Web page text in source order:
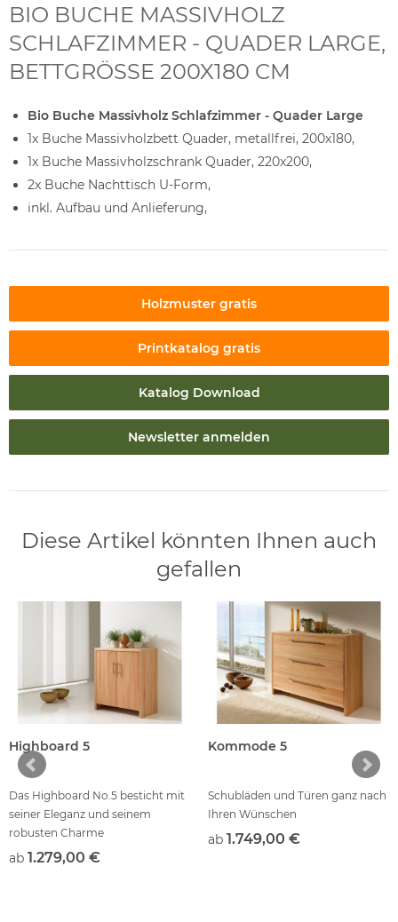
BIO BUCHE MASSIVHOLZ
SCHLAFZIMMER - QUADER LARGE,
BETTGRÖSSE 200X180 CM
Bio Buche Massivholz Schlafzimmer - Quader Large
1x Buche Massivholzbett Quader, metallfrei, 200x180,
1x Buche Massivholzschrank Quader, 220x200,
2x Buche Nachttisch U-Form,
inkl. Aufbau und Anlieferung,
Holzmuster gratis
Printkatalog gratis
Katalog Download
Newsletter anmelden
Diese Artikel könnten Ihnen auch
gefallen
Highboard 5
Das Highboard No.5 besticht mit
seiner Eleganz und seinem
robusten Charme
ab 1.279,00 €
Kommode 5
Schubläden und Türen ganz nach
Ihren Wünschen
ab 1.749,00 €